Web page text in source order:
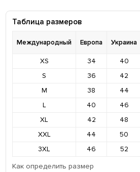
Таблица размеров
Международный Европа Украина
XS
34 40
S
36 42
M
38 44
L
40 46
XL
42 48
XXL
44 50
3XL
46 52
Как определить размер